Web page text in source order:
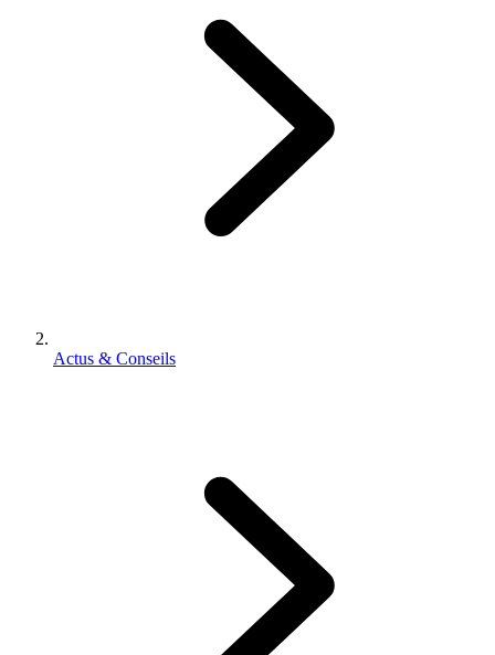
Actus & Conseils